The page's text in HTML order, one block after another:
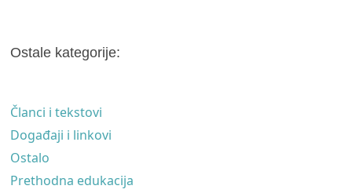
Ostale kategorije:
Članci i tekstovi
Događaji i linkovi
Ostalo
Prethodna edukacija